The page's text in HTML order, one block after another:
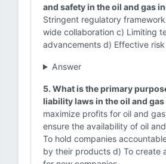
and safety in the oil and gas
Stringent regulatory
wide collaboration c) Limiting
advancements d) Effective
Answer
5. What is the primary
liability laws in the oil and
maximize profits for oil and
ensure the availability of oil
To hold companies
by their products d) To create